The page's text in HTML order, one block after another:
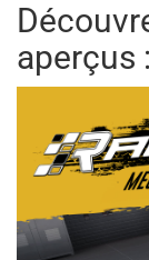
aperçus :